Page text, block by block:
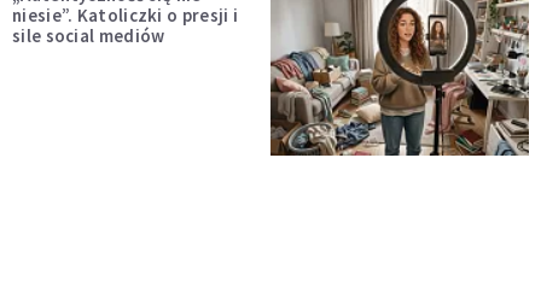
niesie”. Katoliczki o presji i
sile social mediów